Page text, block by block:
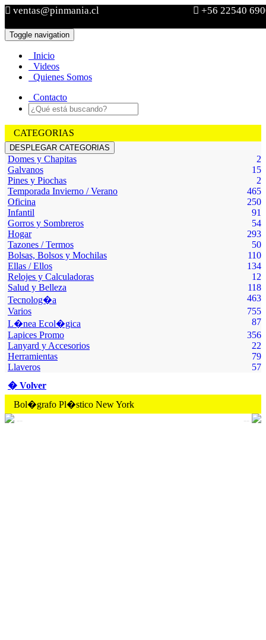
ventas@pinmania.cl +56 22540
Toggle navigation
Inicio
Videos
Quienes Somos
Contacto
CATEGORIAS
DESPLEGAR CATEGORIAS
Domes y Chapitas
2
Galvanos
15
Pines y Piochas
2
Temporada Invierno / Verano
465
Oficina
250
Infantil
91
Gorros y Sombreros
54
Hogar
293
Tazones / Termos
50
Bolsas, Bolsos y Mochilas
110
Ellas / Ellos
134
Relojes y Calculadoras
12
Salud y Belleza
118
Tecnolog�a
463
Varios
755
L�nea Ecol�gica
87
Lapices Promo
356
Lanyard y Accesorios
22
Herramientas
79
Llaveros
57
� Volver
Bol�grafo Pl�stico New York
--
--